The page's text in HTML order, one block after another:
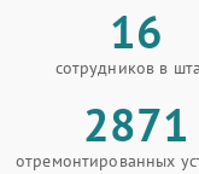
16
сотрудников в
2871
отремонтированных